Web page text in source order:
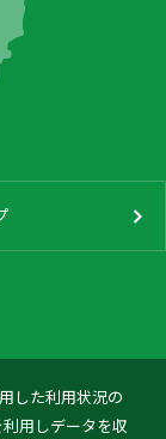
した利用状況の
用しデータを収